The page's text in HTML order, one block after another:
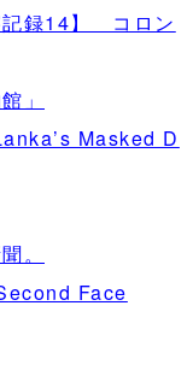
記録14】 コロン
」
Masked D
。
Face